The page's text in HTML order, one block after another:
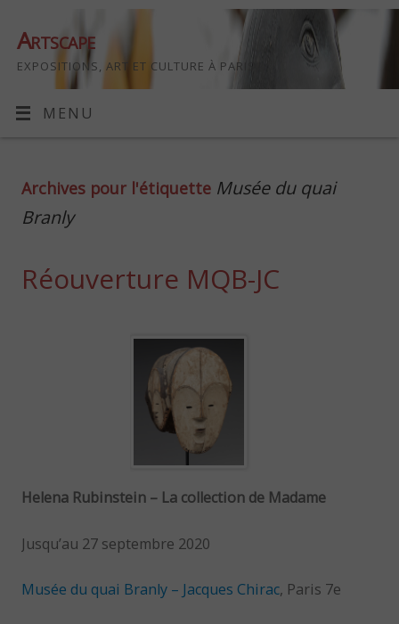
Artscape
EXPOSITIONS, ART ET CULTURE À PARIS
MENU
Archives pour l'étiquette Musée du quai
Branly
Réouverture MQB-JC
Helena Rubinstein – La collection de Madame
Jusqu’au 27 septembre 2020
Musée du quai Branly – Jacques Chirac, Paris 7e